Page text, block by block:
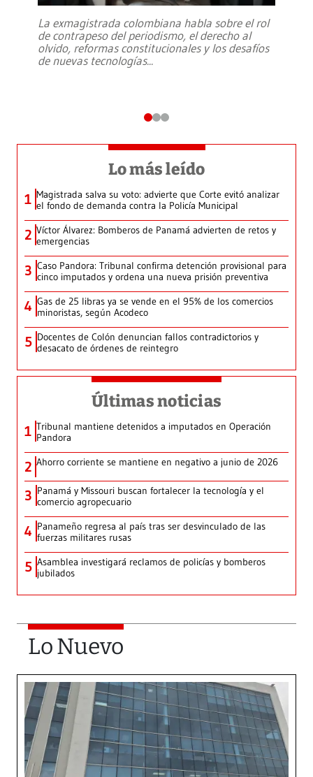
La exmagistrada colombiana habla sobre el rol
de contrapeso del periodismo, el derecho al
olvido, reformas constitucionales y los desafíos
de nuevas tecnologías...
Lo más leído
1 Magistrada salva su voto: advierte que Corte evitó analizar
el fondo de demanda contra la Policía Municipal
2 Víctor Álvarez: Bomberos de Panamá advierten de retos y
emergencias
3 Caso Pandora: Tribunal confirma detención provisional para
cinco imputados y ordena una nueva prisión preventiva
4 Gas de 25 libras ya se vende en el 95% de los comercios
minoristas, según Acodeco
5 Docentes de Colón denuncian fallos contradictorios y
desacato de órdenes de reintegro
Últimas noticias
1 Tribunal mantiene detenidos a imputados en Operación
Pandora
2 Ahorro corriente se mantiene en negativo a junio de 2026
3 Panamá y Missouri buscan fortalecer la tecnología y el
comercio agropecuario
4 Panameño regresa al país tras ser desvinculado de las
fuerzas militares rusas
5 Asamblea investigará reclamos de policías y bomberos
jubilados
Lo Nuevo